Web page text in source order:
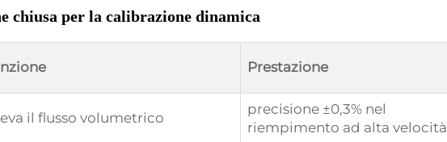
chiusa per la calibrazione dinamica
Prestazione
il flusso volumetrico
precisione ±0,3% nel
riempimento ad alta velocità